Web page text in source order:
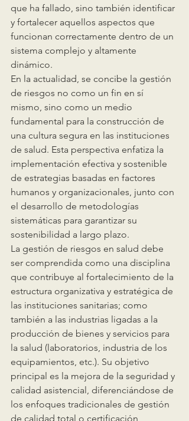
que ha fallado, sino también identificar
y fortalecer aquellos aspectos que
funcionan correctamente dentro de un
sistema complejo y altamente
dinámico.
En la actualidad, se concibe la gestión
de riesgos no como un fin en sí
mismo, sino como un medio
fundamental para la construcción de
una cultura segura en las instituciones
de salud. Esta perspectiva enfatiza la
implementación efectiva y sostenible
de estrategias basadas en factores
humanos y organizacionales, junto con
el desarrollo de metodologías
sistemáticas para garantizar su
sostenibilidad a largo plazo.
La gestión de riesgos en salud debe
ser comprendida como una disciplina
que contribuye al fortalecimiento de la
estructura organizativa y estratégica de
las instituciones sanitarias; como
también a las industrias ligadas a la
producción de bienes y servicios para
la salud (laboratorios, industria de los
equipamientos, etc.). Su objetivo
principal es la mejora de la seguridad y
calidad asistencial, diferenciándose de
los enfoques tradicionales de gestión
de calidad total o certificación